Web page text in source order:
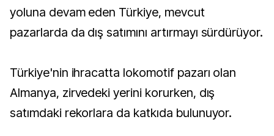
yoluna devam eden Türkiye, mevcut
pazarlarda da dış satımını artırmayı sürdürüyor.
Türkiye'nin ihracatta lokomotif pazarı olan
Almanya, zirvedeki yerini korurken, dış
satımdaki rekorlara da katkıda bulunuyor.